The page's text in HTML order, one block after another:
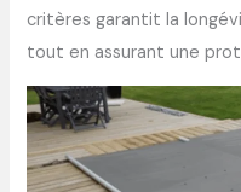
critères garantit la
tout en assurant une